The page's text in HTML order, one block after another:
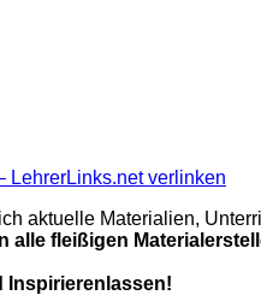
LehrerLinks.net verlinken
aktuelle Materialien,
alle fleißigen
Inspirierenlassen!